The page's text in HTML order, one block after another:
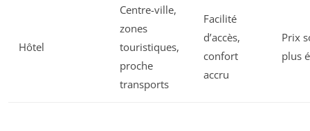
Hôtel
Centre-ville,
zones
touristiques,
proche
transports
Facilité
d’accès,
confort
accru
Prix
plus